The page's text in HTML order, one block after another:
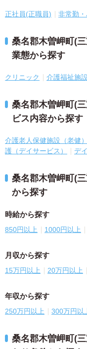
正社員(正職員) 非常勤
桑名郡木曽岬町(
業態から探す
クリニック 介護福祉施設
桑名郡木曽岬町(
ビス内容から探す
介護老人保健施設（老健）
護（デイサービス）
デ
桑名郡木曽岬町(
から探す
時給から探す
850円以上 1000円以上
月収から探す
15万円以上 20万円以上
年収から探す
250万円以上 300万円以
桑名郡木曽岬町(